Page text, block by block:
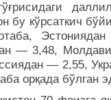
бу кўрсаткич
— 3,48,
— 2,55,
орқада бўлган